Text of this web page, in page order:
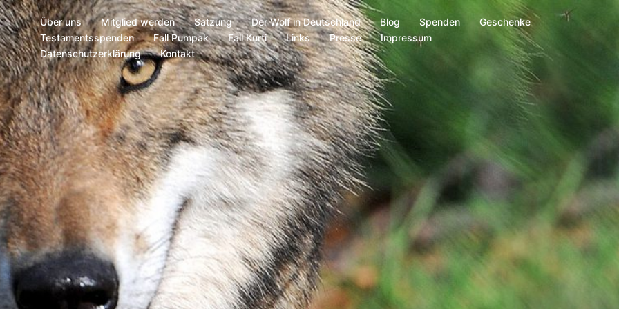
Über uns Mitglied werden Satzung Der Wolf in Deutschland Blog Spenden
Geschenke
Testamentsspenden
Fall Pumpak Fall Kurti Links Presse
Impressum
Datenschutzerklärung
Kontakt